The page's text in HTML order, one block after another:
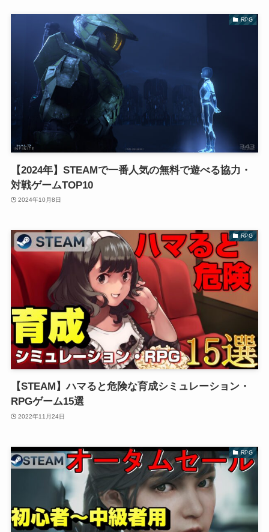
RPG
【2024年】STEAMで一番人気の無料で遊べる協力・
対戦ゲームTOP10
2024年10月8日
RPG
【STEAM】ハマると危険な育成シミュレーション・
RPGゲーム15選
2022年11月24日
RPG